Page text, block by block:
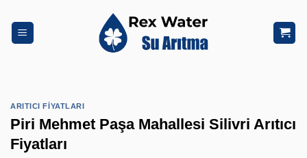
atla
ARITICI FIYATLARI
Piri Mehmet Paşa Mahallesi Silivri Arıtıcı
Fiyatları